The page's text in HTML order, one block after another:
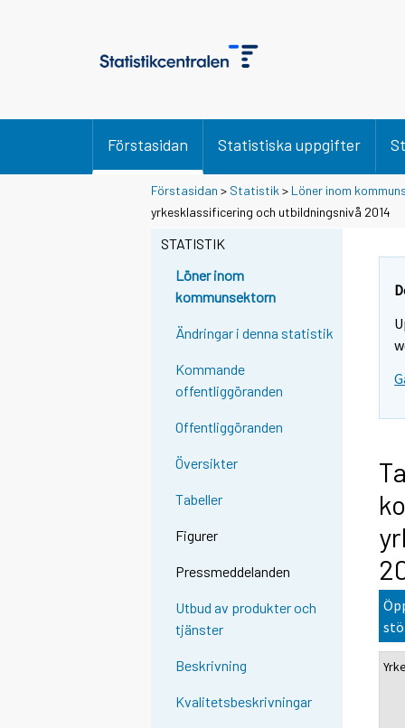
Förstasidan Statistiska uppgifter
Förstasidan > Statistik > Löner inom
yrkesklassificering och utbildningsnivå 2014
STATISTIK
Löner inom
kommunsektorn
Ändringar i denna statistik
Kommande
offentliggöranden
Offentliggöranden
Översikter
Tabeller
Figurer
Pressmeddelanden
Utbud av produkter och
tjänster
Beskrivning
Kvalitetsbeskrivningar